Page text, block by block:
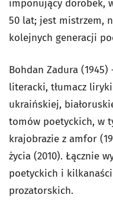
imponujący dorobek,
50 lat; jest mistrzem,
kolejnych generacji
Bohdan Zadura
literacki, tłumacz
ukraińskiej,
tomów poetyckich, w
krajobrazie z amfor
życia (2010). Łącznie
poetyckich i
prozatorskich.